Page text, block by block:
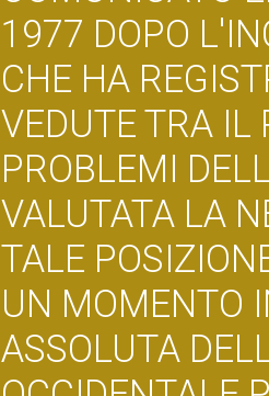
1977 DOPO
CHE HA
VEDUTE TRA IL
PROBLEMI
VALUTATA LA
TALE
UN MOMENTO
ASSOLUTA